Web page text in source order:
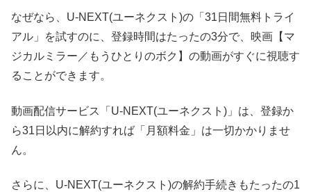
なぜなら、U-NEXT(ユーネクスト)の「31日間無料トライ
アル」を試すのに、登録時間はたったの3分で、映画【マ
ジカルミラー／もうひとりのボク】の動画がすぐに視聴す
ることができます。
動画配信サービス「U-NEXT(ユーネクスト)」は、登録か
ら31日以内に解約すれば「月額料金」は一切かかりませ
ん。
さらに、U-NEXT(ユーネクスト)の解約手続きもたったの1